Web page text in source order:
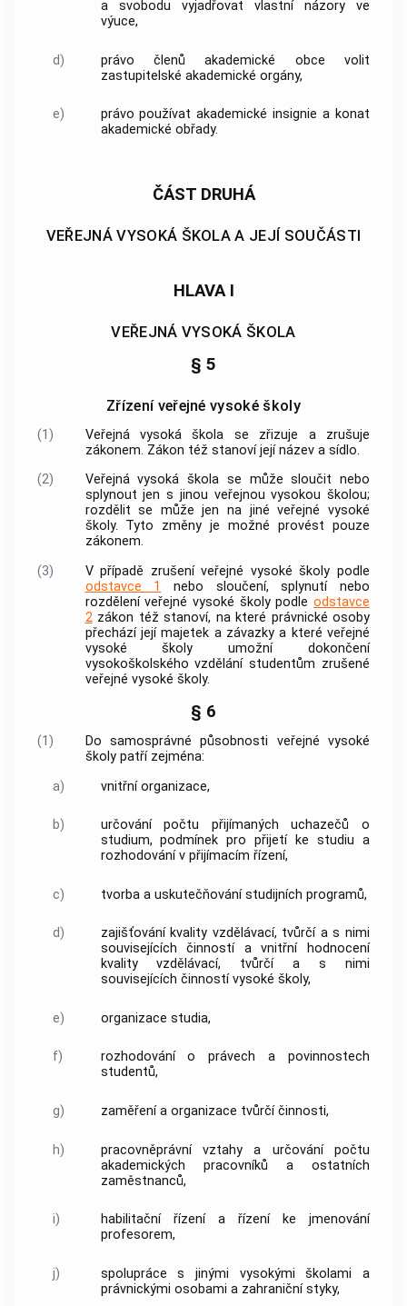
a svobodu vyjadřovat vlastní názory ve
výuce,
d)
právo členů akademické obce volit
zastupitelské akademické orgány,
e)
právo používat akademické insignie a konat
akademické obřady.
ČÁST DRUHÁ
VEŘEJNÁ VYSOKÁ ŠKOLA A JEJÍ SOUČÁSTI
HLAVA I
VEŘEJNÁ VYSOKÁ ŠKOLA
§ 5
Zřízení veřejné vysoké školy
(1)
Veřejná vysoká škola se zřizuje a zrušuje
zákonem. Zákon též stanoví její název a sídlo.
(2)
Veřejná vysoká škola se může sloučit nebo
splynout jen s jinou veřejnou vysokou školou;
rozdělit se může jen na jiné veřejné vysoké
školy. Tyto změny je možné provést pouze
zákonem.
(3)
V případě zrušení veřejné vysoké školy podle
odstavce 1
nebo sloučení, splynutí nebo
rozdělení veřejné vysoké školy podle odstavce
2zákon též stanoví, na které právnické osoby
přechází její majetek a závazky a které veřejné
vysoké školy umožní dokončení
vysokoškolského vzdělání studentům zrušené
veřejné vysoké školy.
§ 6
(1)
Do samosprávné působnosti veřejné vysoké
školy patří zejména:
a)
vnitřní organizace,
b)
určování počtu přijímaných uchazečů o
studium, podmínek pro přijetí ke studiu a
rozhodování v přijímacím řízení,
c) tvorba a uskutečňování studijních programů,
d)
zajišťování kvality vzdělávací, tvůrčí a s nimi
souvisejících činností a vnitřní hodnocení
kvality vzdělávací, tvůrčí a s nimi
souvisejících činností vysoké školy,
e) organizace studia,
f)
rozhodování o právech a povinnostech
studentů,
g) zaměření a organizace tvůrčí činnosti,
h)
pracovněprávní vztahy a určování počtu
akademických pracovníků a ostatních
zaměstnanců,
i)
habilitační řízení a řízení ke jmenování
profesorem,
j)
spolupráce s jinými vysokými školami a
právnickými osobami a zahraniční styky,